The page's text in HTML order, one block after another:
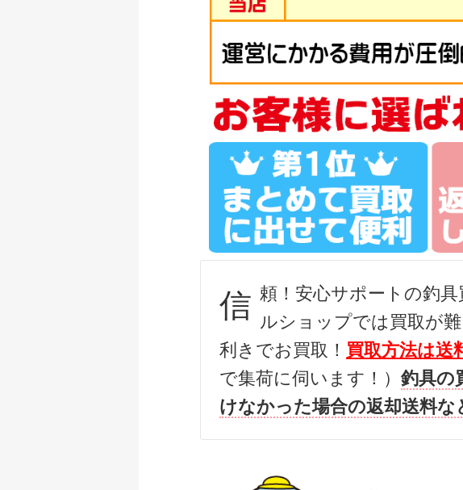
シマノ へら竿 飛天弓 閃光L 24
シマノ へら竿 飛天弓 皆空 15尺
釣具買取クーポン
g-
ダイワ 22 イグジスト LT
釣具買取クーポン
g-
ダイワ 22 イグジスト SF
釣具買取クーポン g-
ダイワ 22 イグジスト LT4000-
ダイワ 22 イグジスト LT
釣具買取クーポン g-
ダイワ 15 イグジスト
釣具買取クーポン g-
ダイワ 銀影競技スペシャル
釣具買取クーポン g-
ダイワ 銀影競技 スペシャル Ｔ
信 頼！安心サポートの釣具
ルショップでは買取が
利きでお買取！ 買取方法は送
で集荷に伺います！） 釣具の
けなかった場合の返却送料な